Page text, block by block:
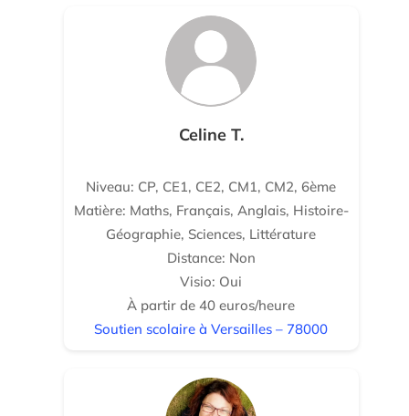
Celine T.
Niveau: CP, CE1, CE2, CM1, CM2, 6ème
Matière: Maths, Français, Anglais, Histoire-
Géographie, Sciences, Littérature
Distance: Non
Visio: Oui
À partir de 40 euros/heure
Soutien scolaire à Versailles – 78000